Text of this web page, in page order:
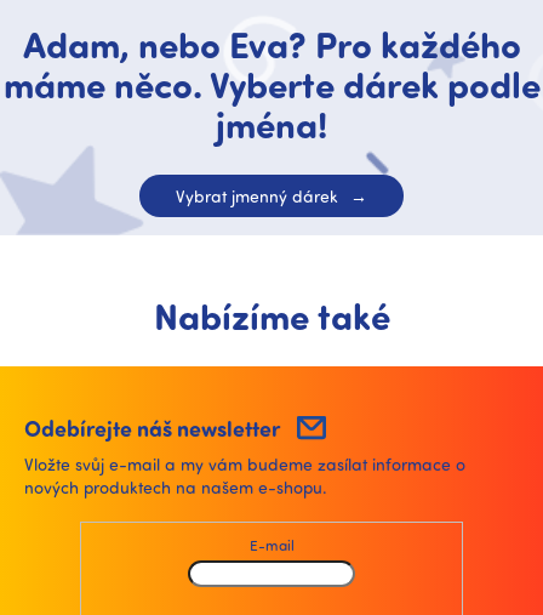
Adam, nebo Eva? Pro každého
máme něco. Vyberte dárek podle
jména!
Vybrat jmenný dárek
Nabízíme také
Odebírejte náš newsletter
Vložte svůj e-mail a my vám budeme zasílat informace o
nových produktech na našem e-shopu.
E-mail